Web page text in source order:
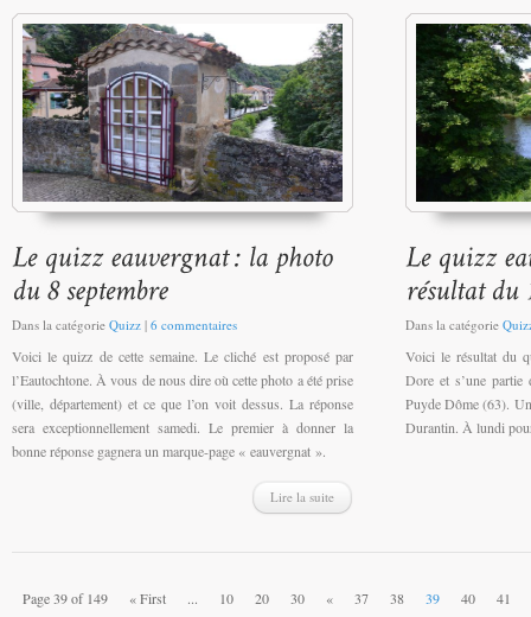
Dans la catégorie Quizz | 6 commentaires
Voici le quizz de cette semaine. Le cliché est proposé par
l’Eautochtone. À vous de nous dire où cette photo a été prise
(ville, département) et ce que l’on voit dessus. La réponse
sera exceptionnellement samedi. Le premier à donner la
bonne réponse gagnera un marque-page « eauvergnat ».
Lire la suite
Dans la catégorie
Voici le résultat du
Dore et s’une
Puyde Dôme (63).
Durantin. À lundi
Page 39 of 149 « First ... 10 20 30 « 37 38 39 40 41